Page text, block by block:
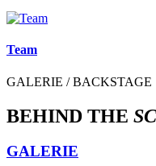
Team
GALERIE / BACKSTAGE
BEHIND THE
GALERIE